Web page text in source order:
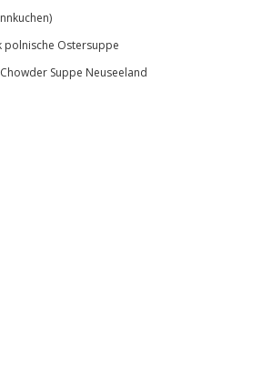
polnische Ostersuppe
Suppe Neuseeland